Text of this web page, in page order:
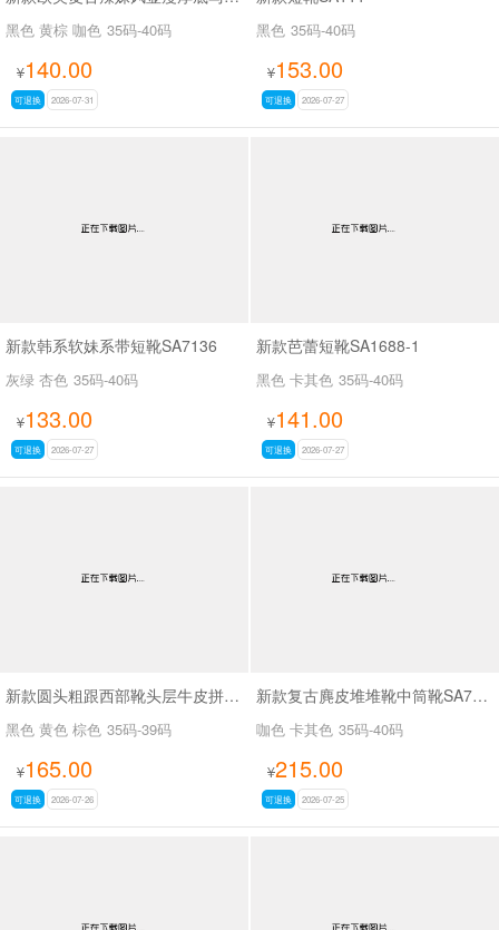
黑色 黄棕 咖色 35码-40码
¥140.00
可退换 2026-07-31
黑色 35码-40码
¥153.00
可退换 2026-07-27
新款韩系软妹系带短靴SA7136
灰绿 杏色 35码-40码
¥133.00
可退换 2026-07-27
新款芭蕾短靴SA1688-1
黑色 卡其色 35码-40码
¥141.00
可退换 2026-07-27
新款圆头粗跟西部靴头层牛皮拼接皮带扣短筒靴SA6002
黑色 黄色 棕色 35码-39码
¥165.00
可退换 2026-07-26
新款复古麂皮堆堆靴中筒靴SA7320-16
咖色 卡其色 35码-40码
¥215.00
可退换 2026-07-25